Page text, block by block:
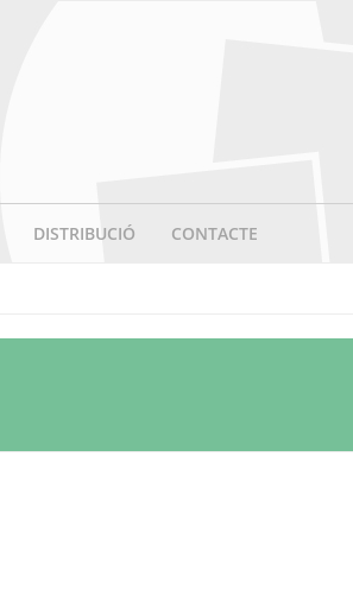
DISTRIBUCIÓ CONTACTE